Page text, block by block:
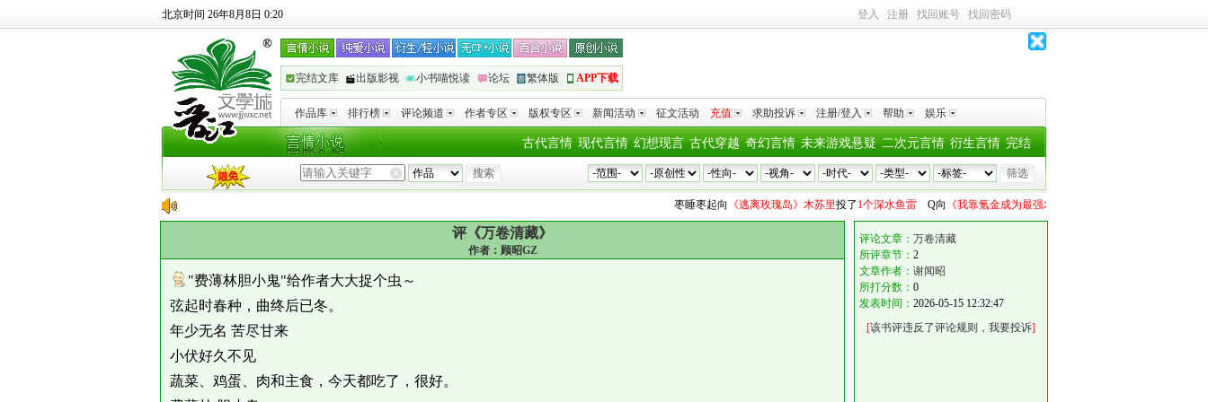
北京时间 26年8月8日 0:20 登入 注册 找回账号 找回密码
完结文库 出版影视 小书喵悦读 论坛 繁体版 APP下载
作品库 排行榜 评论频道 作者专区 版权专区 新闻活动 征文活动 充值 求助投诉 注册/登入 帮助 娱乐
完结
衍生言情
二次元言情
未来游戏悬疑
奇幻言情
古代穿越
幻想现言
现代言情
古代言情
枣睡枣起向《逃离玫瑰岛》木苏里投了1个深水鱼雷 Q 向《我靠氪金成为最强术师的金牌辅助》OtherWorldly
评《万卷清藏》
作者： 顾昭GZ
"费薄林胆小鬼"给作者大大捉个虫～
弦起时春种，曲终后已冬。
年少无名 苦尽甘来
小伏好久不见
蔬菜、鸡蛋、肉和主食，今天都吃了，很好。
评论文章： 万卷清藏
所评章节： 2
文章作者： 谢闻昭
所打分数： 0
发表时间： 2026-05-15 12:32:47
[该书评违反了评论规则，我要投诉]